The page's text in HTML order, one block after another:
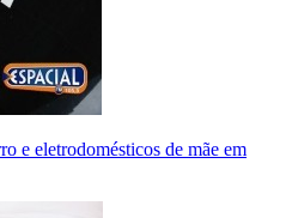
e eletrodomésticos de mãe em